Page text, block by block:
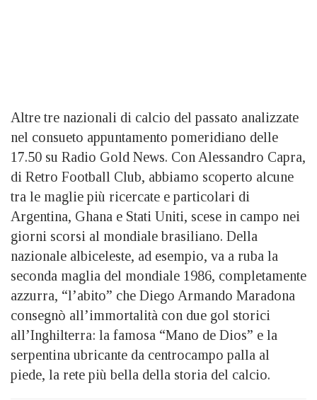
Altre tre nazionali di calcio del passato analizzate
nel consueto appuntamento pomeridiano delle
17.50 su Radio Gold News. Con Alessandro Capra,
di Retro Football Club, abbiamo scoperto alcune
tra le maglie più ricercate e particolari di
Argentina, Ghana e Stati Uniti, scese in campo nei
giorni scorsi al mondiale brasiliano. Della
nazionale albiceleste, ad esempio, va a ruba la
seconda maglia del mondiale 1986, completamente
azzurra, “l’abito” che Diego Armando Maradona
consegnò all’immortalità con due gol storici
all’Inghilterra: la famosa “Mano de Dios” e la
serpentina ubricante da centrocampo palla al
piede, la rete più bella della storia del calcio.